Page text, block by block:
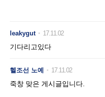
leakygut 17.11.02
기다리고있다
헬조선 노예 17.11.02
죽창 맞은 게시글입니다.